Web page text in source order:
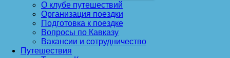
О клубе путешествий
Организация поездки
Подготовка к поездке
Вопросы по Кавказу
Вакансии и сотрудничество
Путешествия